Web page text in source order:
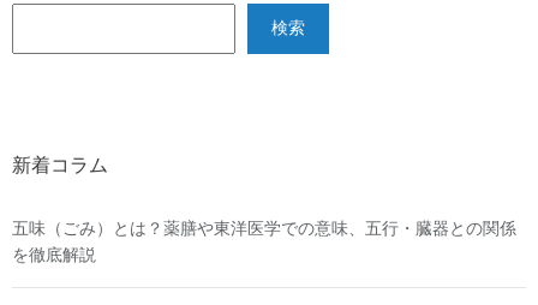
検索
新着コラム
五味（ごみ）とは？薬膳や東洋医学での意味、五行・臓器との関係
を徹底解説